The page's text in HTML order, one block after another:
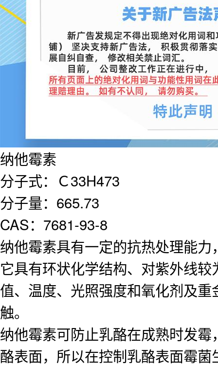
纳他霉素
分子式：Ｃ33H473
分子量：665.73
CAS：7681-93-8
纳他霉素具有一定的抗热处理能
它具有环状化学结构、对紫外线
值、温度、光照强度和氧化剂及
触。
纳他霉素可防止乳酪在成熟时发
酪表面，所以在控制乳酪表面霉